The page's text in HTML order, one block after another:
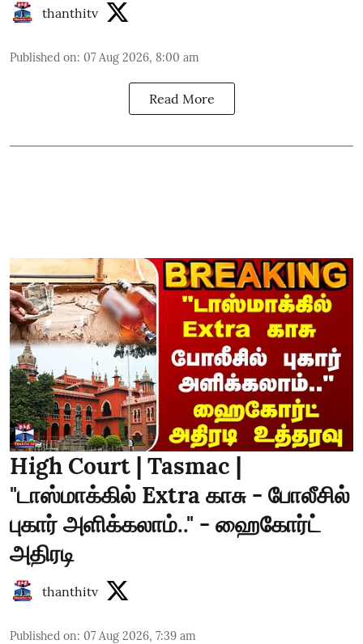
thanthitv
Published on: 07 Aug 2026, 8:00 am
Read More
High Court | Tasmac |
"டாஸ்மாக்கில் Extra காசு - போலீசில்
புகார் அளிக்கலாம்.." - ஹைகோர்ட்
அதிரடி
thanthitv
Published on: 07 Aug 2026, 7:39 am